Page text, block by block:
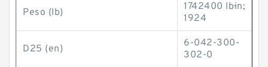
Peso (lb)
1742400 lb·in;
1924
D25 (en)
6-042-300-
302-0